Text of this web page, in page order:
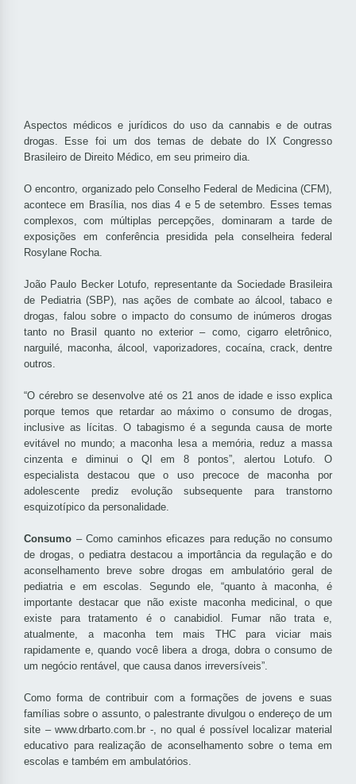
Aspectos médicos e jurídicos do uso da cannabis e de outras
drogas. Esse foi um dos temas de debate do IX Congresso
Brasileiro de Direito Médico, em seu primeiro dia.
O encontro, organizado pelo Conselho Federal de Medicina (CFM),
acontece em Brasília, nos dias 4 e 5 de setembro. Esses temas
complexos, com múltiplas percepções, dominaram a tarde de
exposições em conferência presidida pela conselheira federal
Rosylane Rocha.
João Paulo Becker Lotufo, representante da Sociedade Brasileira
de Pediatria (SBP), nas ações de combate ao álcool, tabaco e
drogas, falou sobre o impacto do consumo de inúmeros drogas
tanto no Brasil quanto no exterior – como, cigarro eletrônico,
narguilé, maconha, álcool, vaporizadores, cocaína, crack, dentre
outros.
“O cérebro se desenvolve até os 21 anos de idade e isso explica
porque temos que retardar ao máximo o consumo de drogas,
inclusive as lícitas. O tabagismo é a segunda causa de morte
evitável no mundo; a maconha lesa a memória, reduz a massa
cinzenta e diminui o QI em 8 pontos”, alertou Lotufo. O
especialista destacou que o uso precoce de maconha por
adolescente prediz evolução subsequente para transtorno
esquizotípico da personalidade.
Consumo – Como caminhos eficazes para redução no consumo
de drogas, o pediatra destacou a importância da regulação e do
aconselhamento breve sobre drogas em ambulatório geral de
pediatria e em escolas. Segundo ele, “quanto à maconha, é
importante destacar que não existe maconha medicinal, o que
existe para tratamento é o canabidiol. Fumar não trata e,
atualmente, a maconha tem mais THC para viciar mais
rapidamente e, quando você libera a droga, dobra o consumo de
um negócio rentável, que causa danos irreversíveis”.
Como forma de contribuir com a formações de jovens e suas
famílias sobre o assunto, o palestrante divulgou o endereço de um
site – www.drbarto.com.br -, no qual é possível localizar material
educativo para realização de aconselhamento sobre o tema em
escolas e também em ambulatórios.